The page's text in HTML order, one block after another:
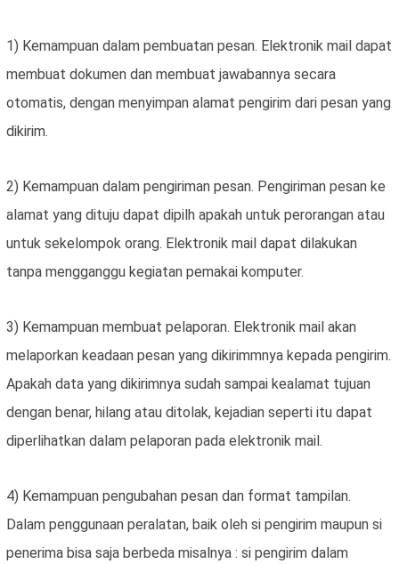
1) Kemampuan dalam pembuatan pesan. Elektronik mail dapat
membuat dokumen dan membuat jawabannya secara
otomatis, dengan menyimpan alamat pengirim dari pesan yang
dikirim.
2) Kemampuan dalam pengiriman pesan. Pengiriman pesan ke
alamat yang dituju dapat dipilh apakah untuk perorangan atau
untuk sekelompok orang. Elektronik mail dapat dilakukan
tanpa mengganggu kegiatan pemakai komputer.
3) Kemampuan membuat pelaporan. Elektronik mail akan
melaporkan keadaan pesan yang dikirimmnya kepada pengirim.
Apakah data yang dikirimnya sudah sampai kealamat tujuan
dengan benar, hilang atau ditolak, kejadian seperti itu dapat
diperlihatkan dalam pelaporan pada elektronik mail.
4) Kemampuan pengubahan pesan dan format tampilan.
Dalam penggunaan peralatan, baik oleh si pengirim maupun si
penerima bisa saja berbeda misalnya : si pengirim dalam